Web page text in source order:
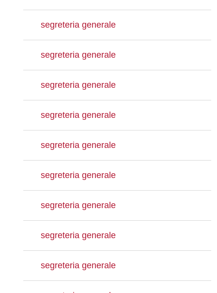
segreteria generale
segreteria generale
segreteria generale
segreteria generale
segreteria generale
segreteria generale
segreteria generale
segreteria generale
segreteria generale